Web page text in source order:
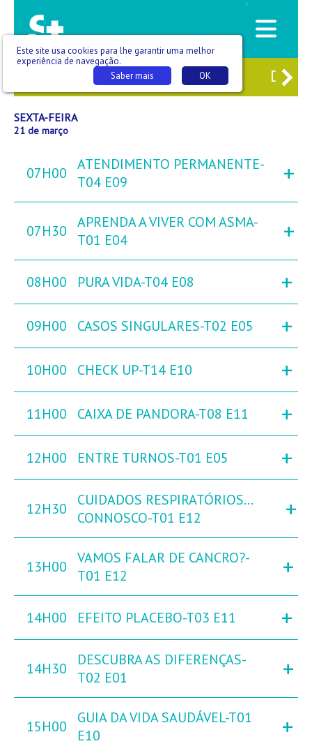
/
SEX21 SÁB 22 DOM
SEXTA-FEIRA
21 de março
07H00
ATENDIMENTO PERMANENTE-
T04 E09
+
07H30
APRENDA A VIVER COM ASMA-
T01 E04
+
08H00 PURA VIDA-T04 E08 +
09H00 CASOS SINGULARES-T02 E05 +
10H00 CHECK UP-T14 E10 +
11H00 CAIXA DE PANDORA-T08 E11 +
12H00 ENTRE TURNOS-T01 E05 +
12H30
CUIDADOS RESPIRATÓRIOS…
CONNOSCO-T01 E12
+
13H00
VAMOS FALAR DE CANCRO?-
T01 E12
+
14H00 EFEITO PLACEBO-T03 E11 +
14H30
DESCUBRA AS DIFERENÇAS-
T02 E01
+
15H00
GUIA DA VIDA SAUDÁVEL-T01
E10
+
Este site usa cookies para lhe garantir uma melhor
experiência de navegação.
OK
Saber mais